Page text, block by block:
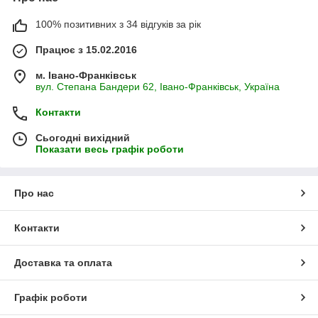
100% позитивних з 34 відгуків за рік
Працює з 15.02.2016
м. Івано-Франківськ
вул. Степана Бандери 62, Івано-Франківськ, Україна
Контакти
Сьогодні вихідний
Показати весь графік роботи
Про нас
Контакти
Доставка та оплата
Графік роботи